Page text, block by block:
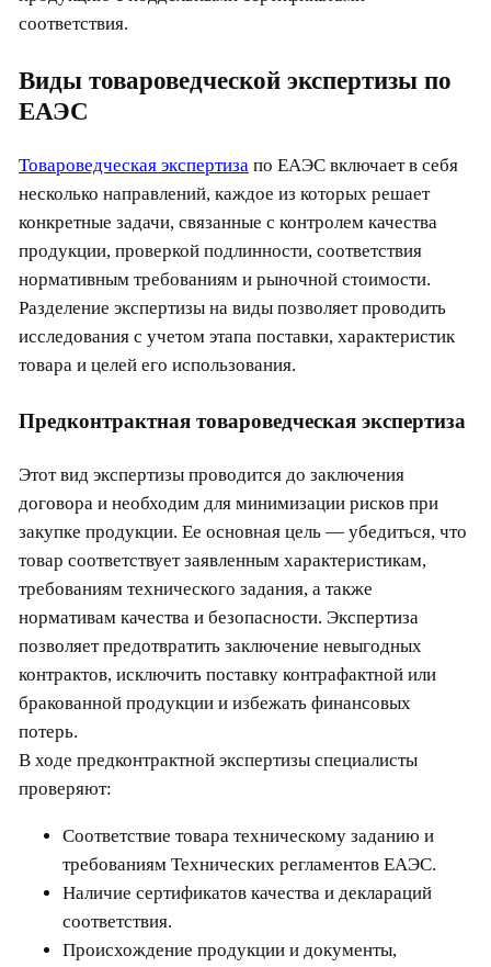
соответствия.
Виды товароведческой экспертизы по
ЕАЭС
Товароведческая экспертизапо ЕАЭС включает в себя
несколько направлений, каждое из которых решает
конкретные задачи, связанные с контролем качества
продукции, проверкой подлинности, соответствия
нормативным требованиям и рыночной стоимости.
Разделение экспертизы на виды позволяет проводить
исследования с учетом этапа поставки, характеристик
товара и целей его использования.
Предконтрактная товароведческая экспертиза
Этот вид экспертизы проводится до заключения
договора и необходим для минимизации рисков при
закупке продукции. Ее основная цель — убедиться, что
товар соответствует заявленным характеристикам,
требованиям технического задания, а также
нормативам качества и безопасности. Экспертиза
позволяет предотвратить заключение невыгодных
контрактов, исключить поставку контрафактной или
бракованной продукции и избежать финансовых
потерь.
В ходе предконтрактной экспертизы специалисты
проверяют:
Соответствие товара техническому заданию и
требованиям Технических регламентов ЕАЭС.
Наличие сертификатов качества и деклараций
соответствия.
Происхождение продукции и документы,